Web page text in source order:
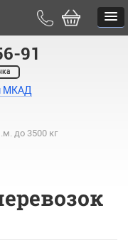
91
МКАД
до 3500 кг